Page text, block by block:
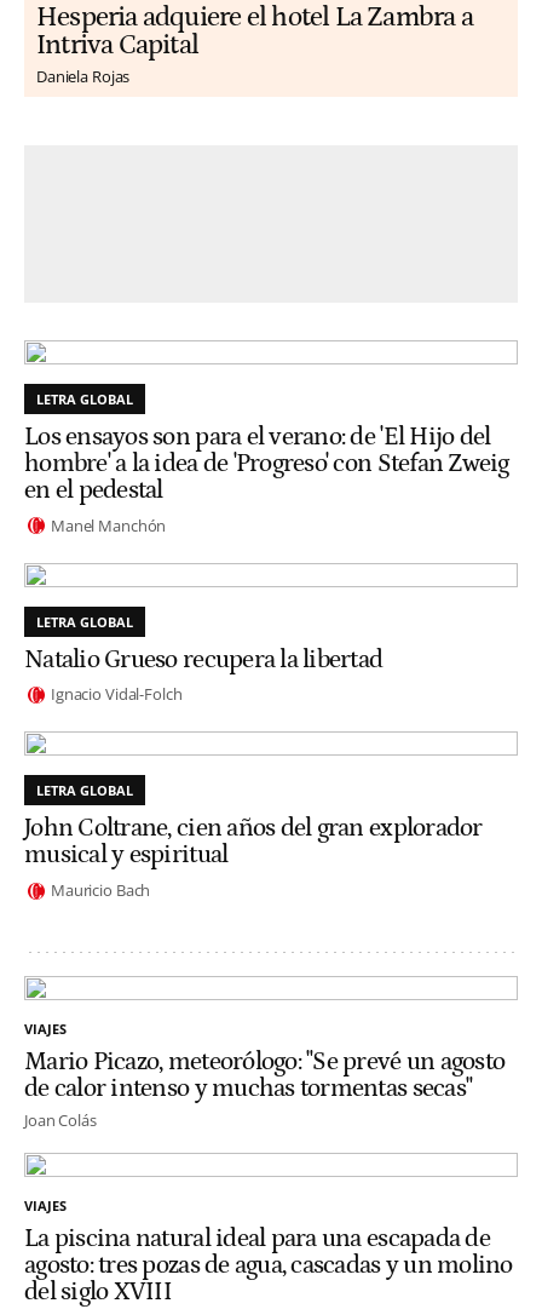
Hesperia adquiere el hotel La Zambra a
Intriva Capital
Daniela Rojas
LETRA GLOBAL
Los ensayos son para el verano: de 'El Hijo del
hombre' a la idea de 'Progreso' con Stefan Zweig
en el pedestal
Manel Manchón
LETRA GLOBAL
Natalio Grueso recupera la libertad
Ignacio Vidal-Folch
LETRA GLOBAL
John Coltrane, cien años del gran explorador
musical y espiritual
Mauricio Bach
VIAJES
Mario Picazo, meteorólogo: "Se prevé un agosto
de calor intenso y muchas tormentas secas"
Joan Colás
VIAJES
La piscina natural ideal para una escapada de
agosto: tres pozas de agua, cascadas y un molino
del siglo XVIII